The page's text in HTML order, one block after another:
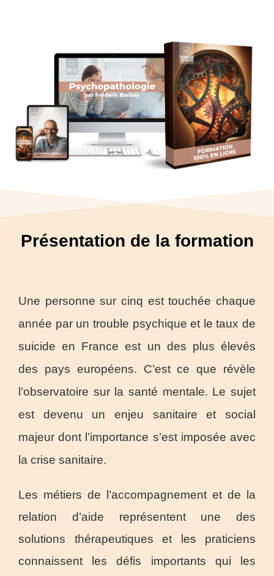
Présentation de la formation
Une personne sur cinq est touchée chaque
année par un trouble psychique et le taux de
suicide en France est un des plus élevés
des pays européens. C’est ce que révèle
l’observatoire sur la santé mentale. Le sujet
est devenu un enjeu sanitaire et social
majeur dont l’importance s’est imposée avec
la crise sanitaire.
Les métiers de l’accompagnement et de la
relation d’aide représentent une des
solutions thérapeutiques et les praticiens
connaissent les défis importants qui les